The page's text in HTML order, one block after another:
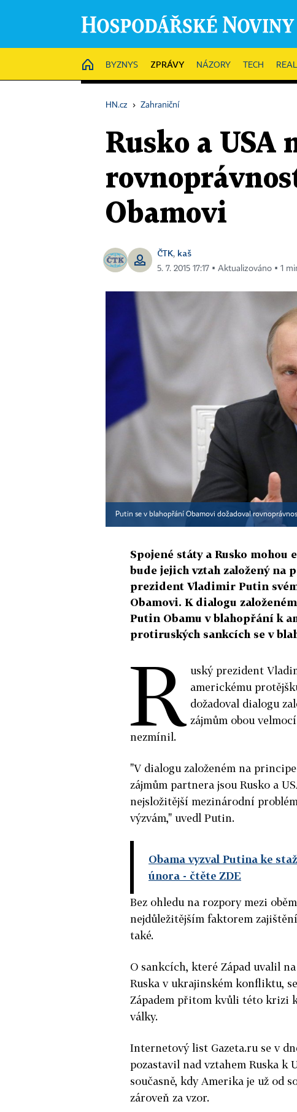
HOME
BYZNYS ZPRÁVY NÁZORY TECH
HN.cz › Zahraniční
Rusko a USA
Obamovi
ČTK, kaš
5. 7. 2015 17:17 ▪ Aktualizováno ▪ 1
Putin se v blahopřání Obamovi dožadoval
Spojené státy a Rusko
bude jejich vztah založený na
prezident Vladimir Putin
Obamovi. K dialogu
Putin Obamu v blahopřání k
protiruských sankcích se v
R uský prezident
americkému
dožadoval dialogu
zájmům obou
nezmínil.
"V dialogu založeném na
zájmům partnera jsou Rusko a
nejsložitější mezinárodní
výzvám," uvedl Putin.
Obama vyzval Putina ke
února - čtěte ZDE
Bez ohledu na rozpory mezi
nejdůležitějším faktorem
také.
O sankcích, které Západ uvalil
Ruska v ukrajinském konfliktu,
Západem přitom kvůli této krizi
války.
Internetový list Gazeta.ru se v
pozastavil nad vztahem Ruska k
současně, kdy Amerika je už od
zároveň za vzor.